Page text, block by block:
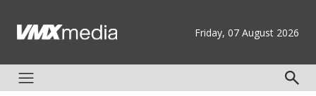
Friday, 07 August 2026